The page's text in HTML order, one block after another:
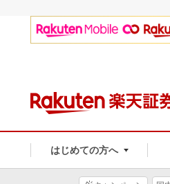
はじめての方へ